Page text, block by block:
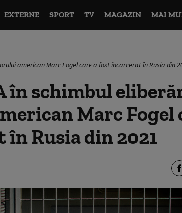
EXTERNE SPORT TV MAGAZIN MAI
american Marc Fogel care a fost încarcerat în Rusia din
în schimbul
Marc Fogel
Rusia din 2021